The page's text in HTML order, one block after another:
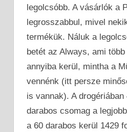
legolcsóbb. A vásárlók a
legrosszabbul, mivel
termékük. Náluk a
betét az Always, ami
annyiba kerül, mintha a
vennénk (itt persze
is vannak). A
darabos csomag a
a 60 darabos kerül 1429